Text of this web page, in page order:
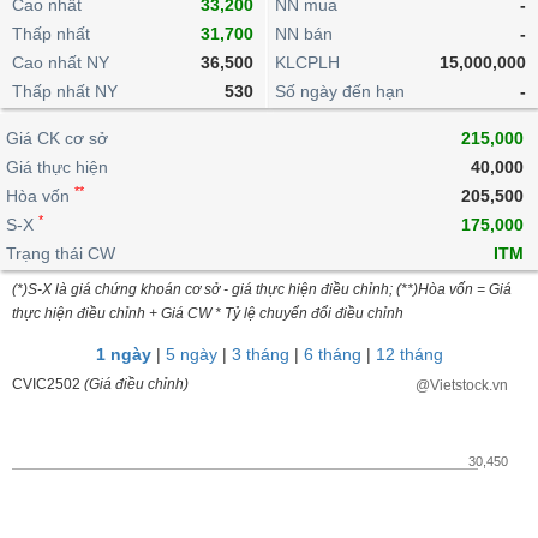
Giao
dịch
nội
bộ
Niên
giám
Tài
liệu
cổ
đông
Định
giá
Nước
ngoài
Tự
doanh
Top
cổ
phiếu
Bản
giao
dịch
Chứng
quyền
Tổng
quan
Thống
kê
dịch
Định
Thống
kê
giao
dịch
Tin
tức
tích
kỹ
thuật
Bảng
giá
Bộ
lọc
cổ
phiếu
sánh
mô
lai
Chứng
quyền
Trái
phiếu
doanh
nghiệp
Đào
Dịch
vụ
Cao nhất
33,200
Thấp nhất
31,700
Cao nhất NY
36,500
Thấp nhất NY
530
NN mua
-
NN bán
-
KLCPLH
15,000,000
Số ngày đến hạn
-
Giá CK cơ sở
215,000
Giá thực hiện
40,000
Hòa vốn **
205,500
S-X *
175,000
Trạng thái CW
ITM
(*)S-X là giá chứng khoán cơ sở - giá thực hiện điều chỉnh; (**)Hòa vốn = Giá
thực hiện điều chỉnh + Giá CW * Tỷ lệ chuyển đổi điều chỉnh
1 ngày| 5 ngày| 3 tháng | 6 tháng | 12 tháng
CVIC2502 (Giá điều chỉnh) @Vietstock.vn
30,450
BẤT
ĐỘNG
SẢN
TÀI
CHÍNH
HÀNG
HÓA